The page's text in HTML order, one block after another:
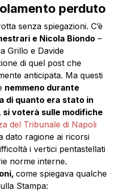
perduto
senza spiegazioni. C’è
e Nicola Biondo –
Grillo e Davide
di quel post che
anticipata. Ma questi
nemmeno durante
di quanto era stato in
voterà sulle modifiche
del Tribunale di Napoli
dato ragione ai ricorsi
i vertici pentastellati
norme interne.
come spiegava qualche
Stampa: